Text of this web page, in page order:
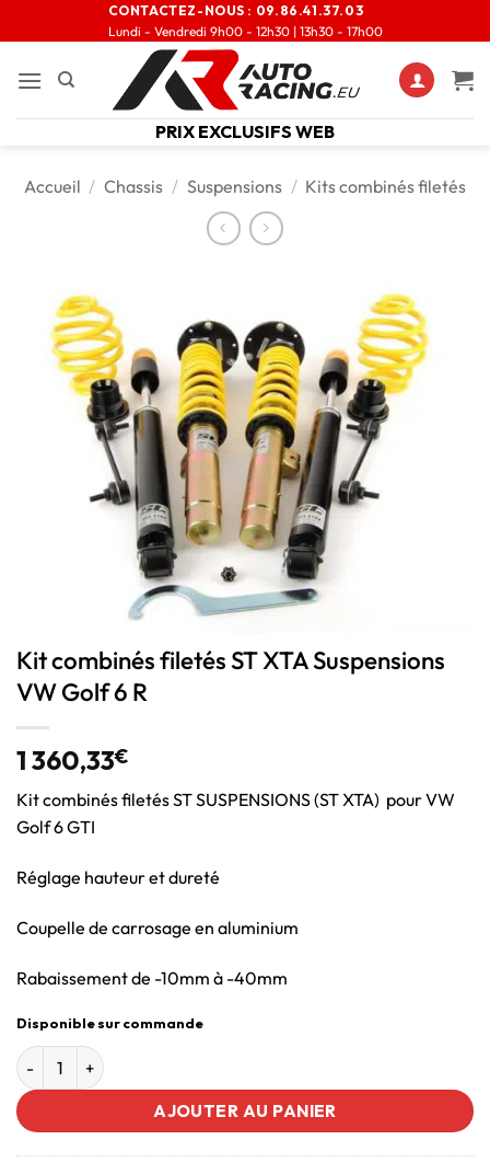
CONTACTEZ-NOUS : 09.86.41.37.03
Lundi - Vendredi 9h00 - 12h30 | 13h30 - 17h00
PRIX EXCLUSIFS WEB
Accueil / Chassis / Suspensions / Kits combinés filetés
Kit combinés filetés ST XTA Suspensions
VW Golf 6 R
1 360,33€
Kit combinés filetés ST SUSPENSIONS (ST XTA) pour VW
Golf 6 GTI
Réglage hauteur et dureté
Coupelle de carrosage en aluminium
Rabaissement de -10mm à -40mm
Disponible sur commande
AJOUTER AU PANIER